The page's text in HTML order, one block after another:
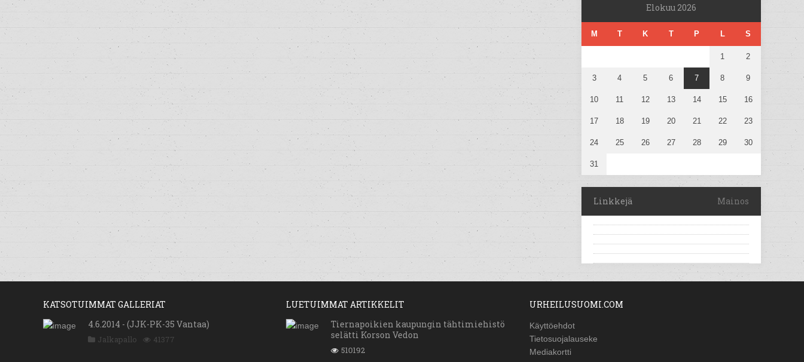
Elokuu 2026
M T K T P L S
1 2
3 4 5 6 7 8 9
10 11 12 13 14 15 16
17 18 19 20 21 22 23
24 25 26 27 28 29 30
31
Linkkejä Mainos
KATSOTUIMMAT GALLERIAT
4.6.2014 - (JJK-PK-35 Vantaa)
Jalkapallo 41377
LUETUIMMAT ARTIKKELIT
Tiernapoikien kaupungin tähtimiehistö
selätti Korson Vedon
510192
URHEILUSUOMI.COM
Käyttöehdot
Tietosuojalauseke
Mediakortti